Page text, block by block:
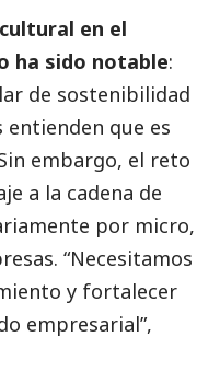
en el
ha sido notable:
de sostenibilidad
entienden que es
embargo, el reto
a la cadena de
por micro,
“Necesitamos
y fortalecer
empresarial”,